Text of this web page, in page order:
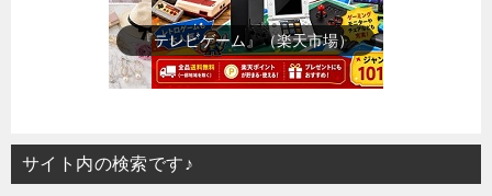
『テレビゲーム』（楽天市場）
サイト内の検索です♪